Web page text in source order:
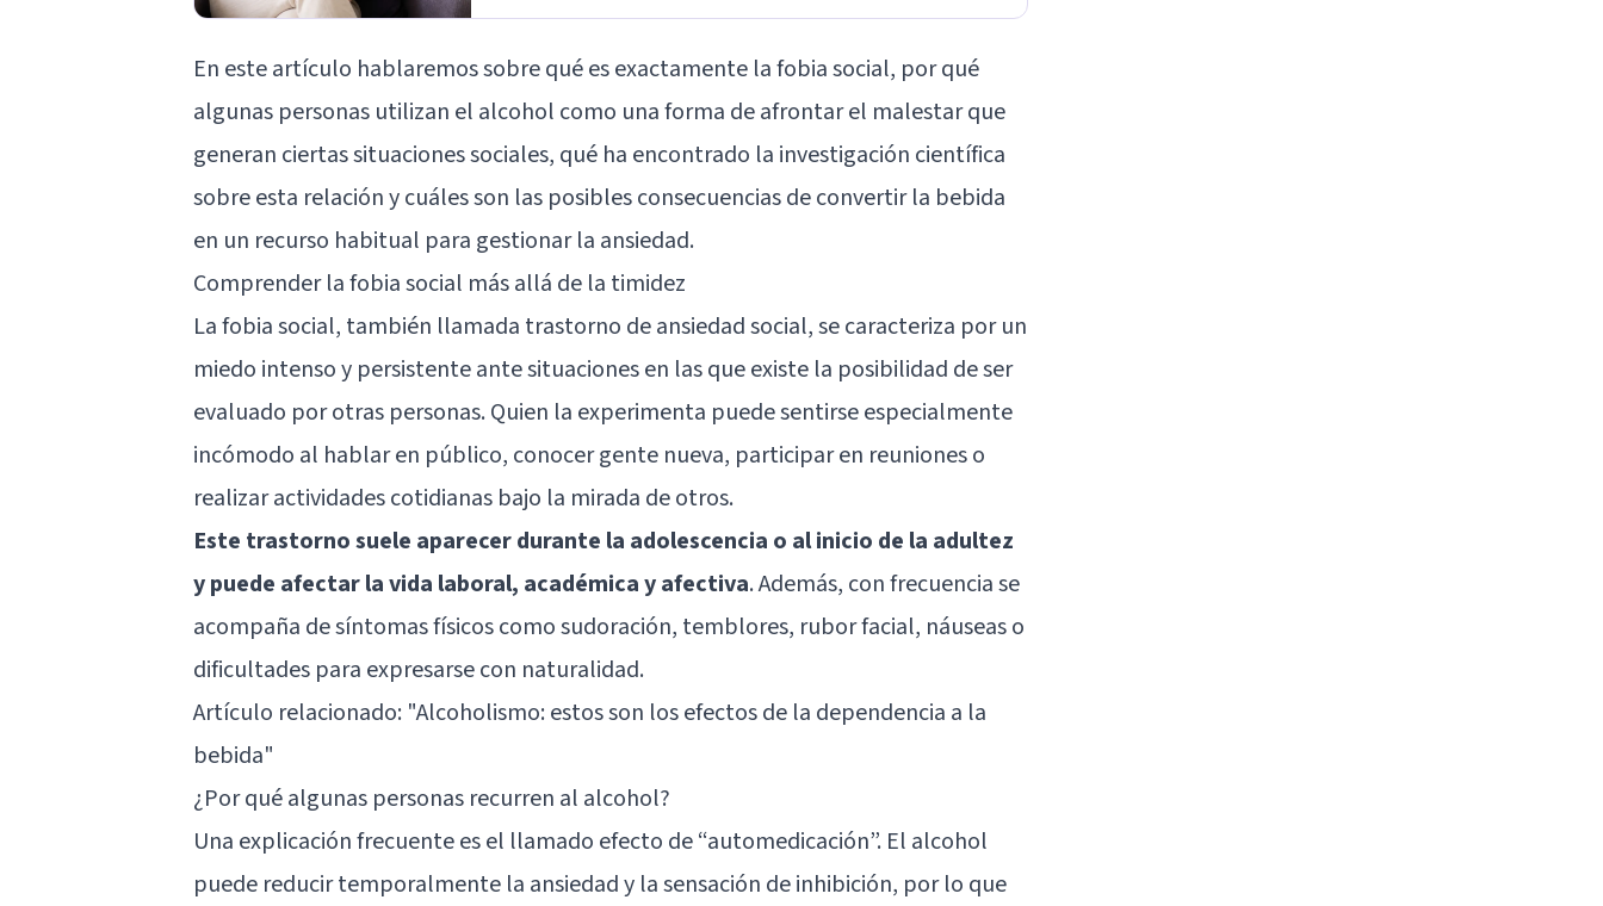
En este artículo hablaremos sobre qué es exactamente la fobia social, por qué
algunas personas utilizan el alcohol como una forma de afrontar el malestar que
generan ciertas situaciones sociales, qué ha encontrado la investigación científica
sobre esta relación y cuáles son las posibles consecuencias de convertir la bebida
en un recurso habitual para gestionar la ansiedad.
Comprender la fobia social más allá de la timidez
La fobia social, también llamada trastorno de ansiedad social, se caracteriza por un
miedo intenso y persistente ante situaciones en las que existe la posibilidad de ser
evaluado por otras personas. Quien la experimenta puede sentirse especialmente
incómodo al hablar en público, conocer gente nueva, participar en reuniones o
realizar actividades cotidianas bajo la mirada de otros.
Este trastorno suele aparecer durante la adolescencia o al inicio de la adultez
y puede afectar la vida laboral, académica y afectiva. Además, con frecuencia se
acompaña de síntomas físicos como sudoración, temblores, rubor facial, náuseas o
dificultades para expresarse con naturalidad.
Artículo relacionado: "Alcoholismo: estos son los efectos de la dependencia a la
bebida"
¿Por qué algunas personas recurren al alcohol?
Una explicación frecuente es el llamado efecto de “automedicación”. El alcohol
puede reducir temporalmente la ansiedad y la sensación de inhibición, por lo que